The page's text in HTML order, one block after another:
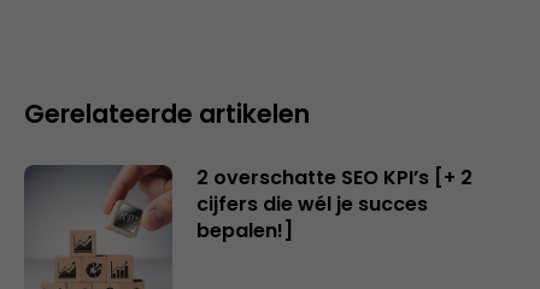
Gerelateerde artikelen
2 overschatte SEO KPI’s [+ 2
cijfers die wél je succes
bepalen!]